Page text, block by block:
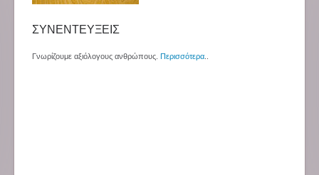
ΣΥΝΕΝΤΕΥΞΕΙΣ
Γνωρίζουμε αξιόλογους ανθρώπους. Περισσότερα